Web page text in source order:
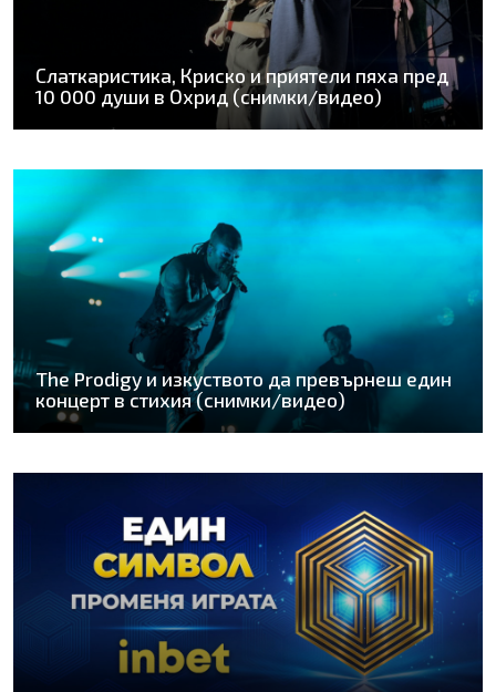
Слаткаристика, Криско и приятели пяха пред
10 000 души в Охрид (снимки/видео)
The Prodigy и изкуството да превърнеш един
концерт в стихия (снимки/видео)